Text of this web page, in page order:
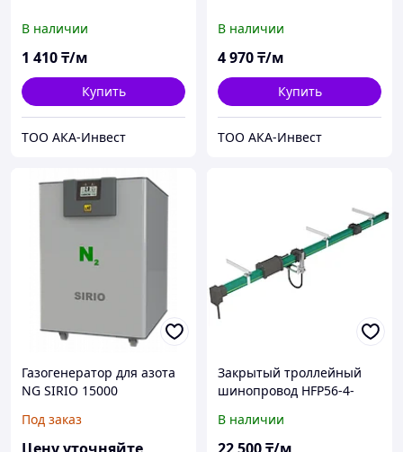
В наличии
1 410₸/м
Купить
ТОО АКА-Инвест
В наличии
4 970₸/м
Купить
ТОО АКА-Инвест
Газогенератор для азота
NG SIRIO 15000
Под заказ
Закрытый троллейный
шинопровод HFP56-4-
В наличии